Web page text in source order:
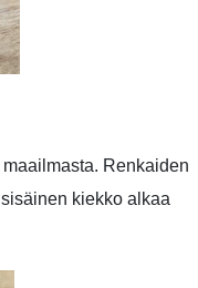
Renkaiden
kiekko alkaa